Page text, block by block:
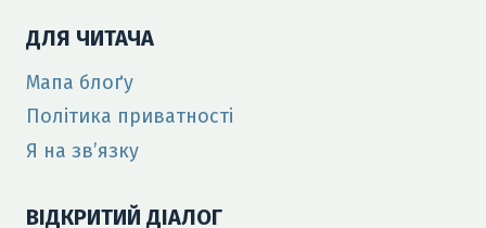
ДЛЯ ЧИТАЧА
Мапа блоґу
Політика приватності
Я на зв’язку
ВІДКРИТИЙ ДІАЛОГ